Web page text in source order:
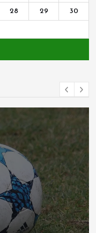
28 29 30